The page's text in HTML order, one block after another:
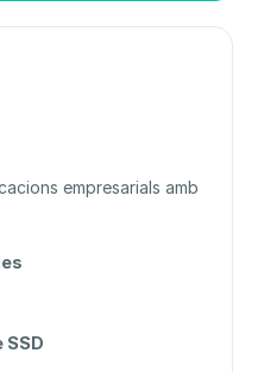
empresarials amb
SSD